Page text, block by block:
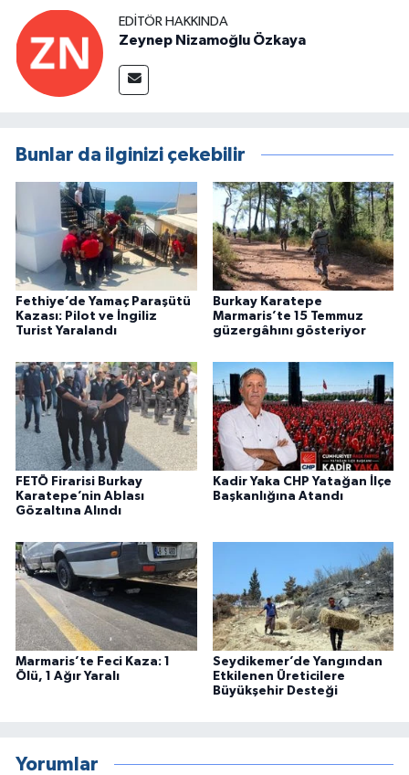
EDITÖR HAKKINDA
Zeynep Nizamoğlu Özkaya
Bunlar da ilginizi çekebilir
Fethiye’de Yamaç Paraşütü
Kazası: Pilot ve İngiliz
Turist Yaralandı
Burkay Karatepe
Marmaris’te 15 Temmuz
güzergâhını gösteriyor
FETÖ Firarisi Burkay
Karatepe’nin Ablası
Gözaltına Alındı
Kadir Yaka CHP Yatağan İlçe
Başkanlığına Atandı
Marmaris’te Feci Kaza: 1
Ölü, 1 Ağır Yaralı
Seydikemer’de Yangından
Etkilenen Üreticilere
Büyükşehir Desteği
Yorumlar